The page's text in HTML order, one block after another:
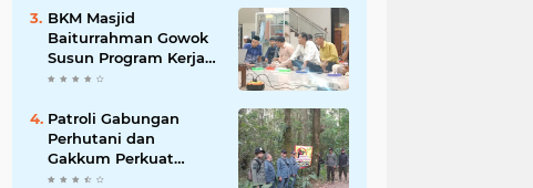
Agung
BKM Masjid
Baiturrahman Gowok
Susun Program Kerja
2026–2029, Fokus
Pelayanan Umat
Patroli Gabungan
Perhutani dan
Gakkum Perkuat
Pengamanan Hutan di